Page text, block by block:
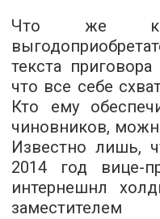
Что же
текста приговора
что все себе
Кто ему
чиновников,
Известно лишь,
2014 год вице-
интернешнл